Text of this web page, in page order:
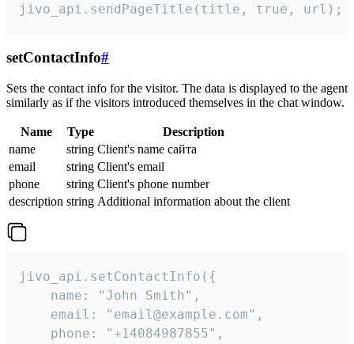
jivo_api.sendPageTitle(title, true, url);
setContactInfo#
Sets the contact info for the visitor. The data is displayed to the agent
similarly as if the visitors introduced themselves in the chat window.
Name Type
Description
name
string Client's name сайта
email
string Client's email
phone
string Client's phone number
description string Additional information about the client
jivo_api.setContactInfo({
    name: "John Smith",
    email: "email@example.com",
    phone: "+14084987855",